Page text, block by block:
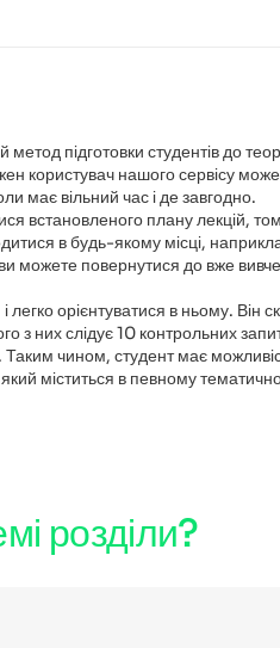
підготовки студентів до
користувач нашого сервісу
має вільний час і де завгодно.
встановленого плану лекцій,
в будь-якому місці,
можете повернутися до вже
легко орієнтуватися в ньому. Він
з них слідує 10 контрольних
Таким чином, студент має
міститься в певному
розділи?